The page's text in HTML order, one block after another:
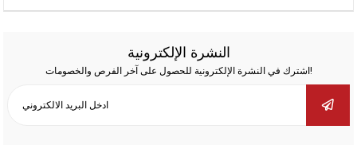
النشرة الإلكترونية
اشترك في النشرة الإلكترونية للحصول على آخر الفرص والخصومات!